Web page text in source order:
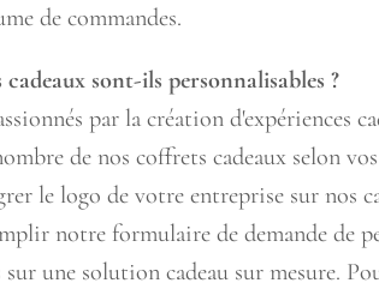
de commandes.
sont-ils personnalisables ?
par la création d'expériences
de nos coffrets cadeaux selon
le logo de votre entreprise sur nos
notre formulaire de demande de
une solution cadeau sur mesure.